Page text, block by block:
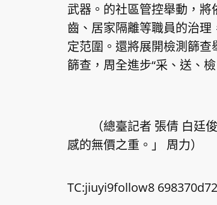
武器。的社區管控舉動，將
齒、居家隔離等職員的治理
定范圍。還將展開檢測篩查
篩查，周全進步“采、送、
（總臺記者 張倩 白廷俊
感的無價之重。」 周力）
TC:jiuyi9follow8